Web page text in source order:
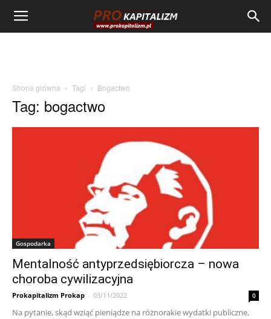
Strona główna Tagi Bogactwo
Tag: bogactwo
Gospodarka
Mentalność antyprzedsiębiorcza – nowa
choroba cywilizacyjna
Prokapitalizm Prokap - 03/11/2022 0
Na pytanie, skąd wziąć pieniądze na różnorakie wydatki publiczne,